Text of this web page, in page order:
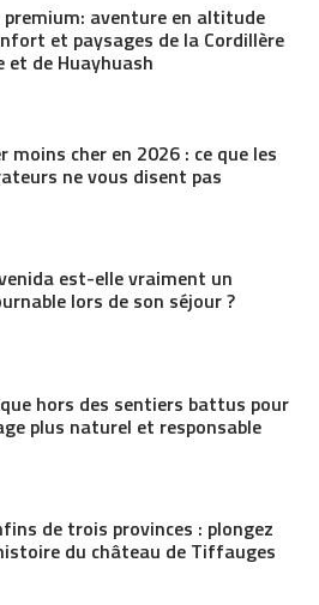
premium: aventure en altitude
et paysages de la Cordillère
et de Huayhuash
moins cher en 2026 : ce que les
ne vous disent pas
est-elle vraiment un
lors de son séjour ?
hors des sentiers battus pour
plus naturel et responsable
de trois provinces : plongez
du château de Tiffauges